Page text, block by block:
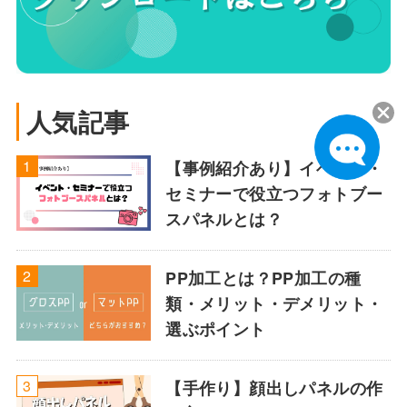
人気記事
【事例紹介あり】イベント・
セミナーで役立つフォトブー
スパネルとは？
PP加工とは？PP加工の種
類・メリット・デメリット・
選ぶポイント
【手作り】顔出しパネルの作